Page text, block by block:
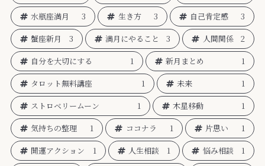
水瓶座満月
3 生き方 3 自己肯定感
3
蟹座新月
3 満月にやること 3 人間関係
2
自分を大切にする
1 新月まとめ
1
タロット無料講座
1 未来
1
ストロベリームーン
1 木星移動
1
気持ちの整理
1 ココナラ 1 片思い
1
開運アクション
1 人生相談 1 悩み相談
1